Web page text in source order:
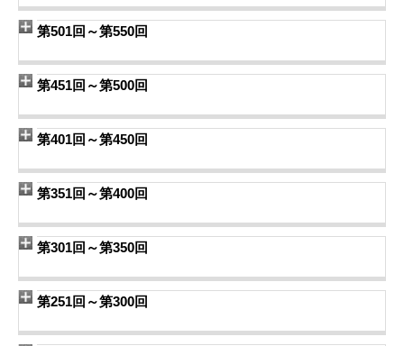
第501回～第550回
第451回～第500回
第401回～第450回
第351回～第400回
第301回～第350回
第251回～第300回